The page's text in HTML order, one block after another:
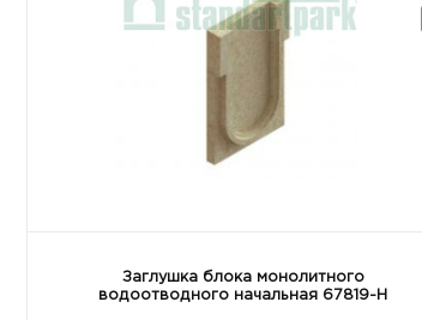
Заглушка блока монолитного
водоотводного начальная 67819-H